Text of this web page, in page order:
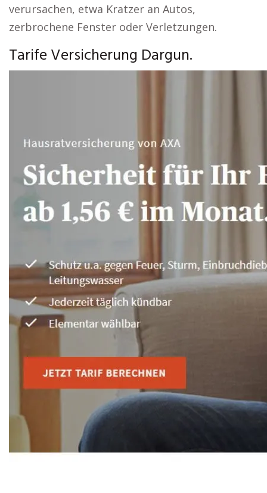
verursachen, etwa Kratzer an Autos,
zerbrochene Fenster oder Verletzungen.
Tarife Versicherung Dargun.